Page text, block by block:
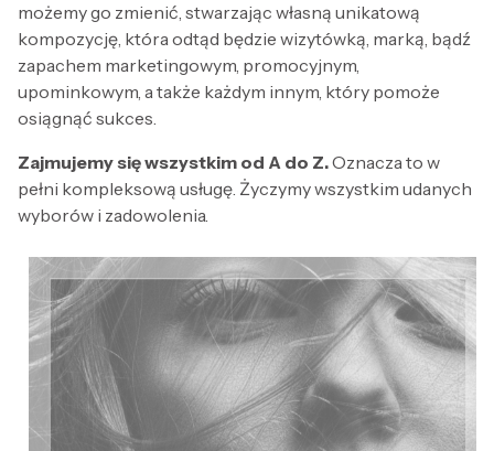
możemy go zmienić, stwarzając własną unikatową
kompozycję, która odtąd będzie wizytówką, marką, bądź
zapachem marketingowym, promocyjnym,
upominkowym, a także każdym innym, który pomoże
osiągnąć sukces.
Zajmujemy się wszystkim od A do Z.Oznacza to w
pełni kompleksową usługę. Życzymy wszystkim udanych
wyborów i zadowolenia.